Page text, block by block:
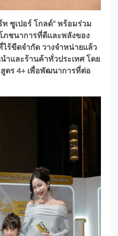
ซูเปอร์ โกลด์” พร้อมร่วม
ภชนาการที่ดีและพลังของ
ร้ขีดจำกัด วางจำหน่ายแล้ว
และร้านค้าทั่วประเทศ โดย
ตร 4+ เพื่อพัฒนาการที่ต่อ